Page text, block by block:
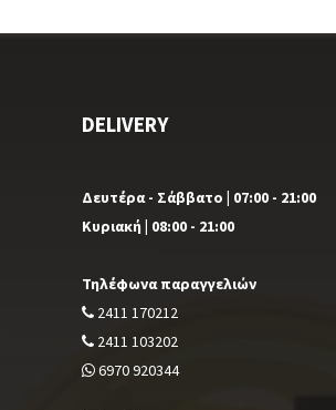
DELIVERY
Δευτέρα - Σάββατο | 07:00 - 21:00
Κυριακή | 08:00 - 21:00
Τηλέφωνα παραγγελιών
2411 170212
2411 103202
6970 920344